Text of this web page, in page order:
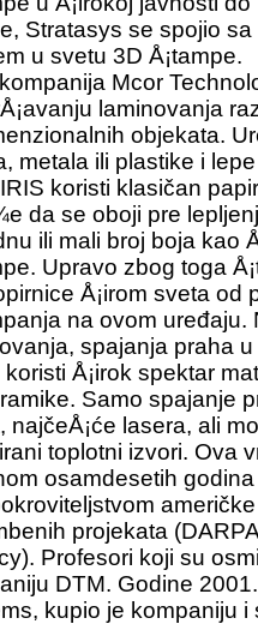
Stratasys se spojio
u svetu 3D Å¡tampe.
Mcor
laminovanja
objekata.
metala ili plastike i
koristi klasičan
da se oboji pre
ili mali broj boja kao
Upravo zbog toga
Å¡irom sveta od
na ovom
spajanja praha
Å¡irok spektar
Samo spajanje
najčeÅ¡će lasera, ali
toplotni izvori. Ova
osamdesetih
projekata
Profesori koji su
DTM. Godine
kupio je kompaniju i